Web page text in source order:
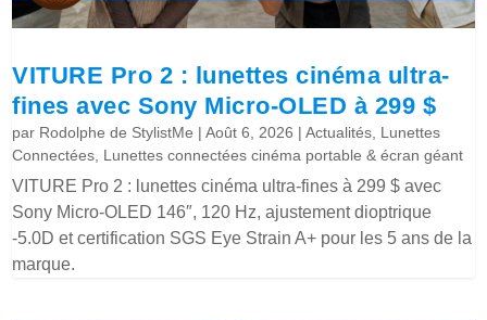
VITURE Pro 2 : lunettes cinéma ultra-
fines avec Sony Micro-OLED à 299 $
par Rodolphe de StylistMe |Août 6, 2026 |Actualités Lunettes
Connectées Lunettes connectées cinéma portable & écran géant
VITURE Pro 2 : lunettes cinéma ultra-fines à 299 $ avec
Sony Micro-OLED 146″, 120 Hz, ajustement dioptrique
-5.0D et certification SGS Eye Strain A+ pour les 5 ans de la
marque.